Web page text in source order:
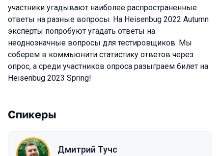
участники угадывают наиболее распространенные
ответы на разные вопросы. На Heisenbug 2022 Autumn
эксперты попробуют угадать ответы на
неоднозначные вопросы для тестировщиков. Мы
соберем в коммьюнити статистику ответов через
опрос, а среди участников опроса разыграем билет на
Heisenbug 2023 Spring!
Спикеры
Дмитрий Тучс